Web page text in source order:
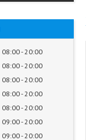
08:00 20:00
08:00 20:00
08:00 20:00
08:00 20:00
08:00 20:00
09:00 20:00
09:00 20:00